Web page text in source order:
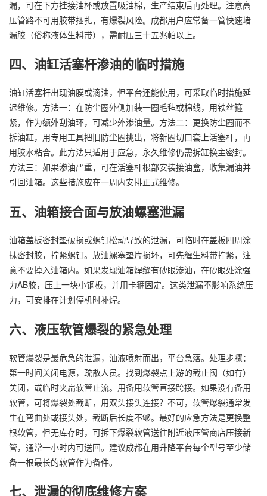
漏，可在下方挂接油杯或放置吸油棉，生产结束后再处理。注意高
压管路不可用胶带捆扎，有爆裂风险。成都用户应常备一管快速堵
漏胶（俗称液体生料带），需耐压三十五兆帕以上。
四、油缸活塞杆渗油的临时措施
油缸活塞杆出现油膜或滴油，但平台还能使用，可采取临时措施延
迟维修。方法一：在防尘圈外侧加装一圈毛毡或棉线，用铁丝箍
紧，作为额外刮油环，可减少外渗油量。方法二：更换防尘圈而不
拆油缸，用专用工具把旧防尘圈挑出，将新圈切口套上活塞杆，再
用胶水粘合。此方法只适用于应急，永久维修仍需拆缸换主密封。
方法三：如果渗油严重，可在活塞杆根部安装接油盒，收集漏油并
引回油箱。这些措施应在一周内安排正式维修。
五、油箱接合面与放油螺塞泄漏
油箱盖板密封垫破损或螺钉松动导致的泄漏，可临时在盖板四周涂
抹密封胶，拧紧螺钉。放油螺塞垫片损坏，可先缠生料带拧紧，注
意不要掉入油箱内。如果发现油箱焊缝有砂眼渗油，在砂眼处涂强
力AB胶，压上一块小钢板，并用卡箍固定。这类泄漏不影响系统压
力，可安排在计划停机时补焊。
六、液压软管爆裂的紧急处理
软管爆裂是最危急的泄漏，油液喷射而出，平台急落。处理步骤：
第一时间关闭电源，疏散人员。找到爆裂点上游的截止阀（如有）
关闭，或临时夹扁软管止流。用备用软管直接跨接。如果没有备用
软管，可将爆裂处截断，用双头接头连接？不可，软管爆裂通常发
生在弯曲处或接头处，截断后长度不够。最好的应急方法是更换整
根软管，但无库存时，可拆下爆裂软管送往附近液压管商店压接新
管，通常一小时内可送回。建议成都在用升降平台每个型号至少储
备一根最长的软管作为备件。
七、泄漏的彻底维修方案